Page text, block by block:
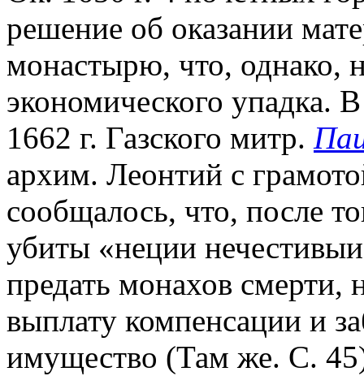
решение об оказании
монастырю, что, однако,
экономического упадка.
1662 г. Газского митр.
архим. Леонтий с
сообщалось, что, после
убиты «неции
предать монахов смерти,
выплату компенсации и
имущество (Там же. С.